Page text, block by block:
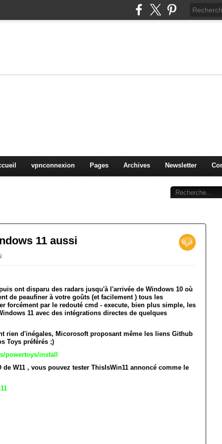
vpnconnexion Pages Archives Newsletter
11 aussi
ont disparu des radars jusqu'à l'arrivée de Windows 10 où
de peaufiner à votre goûts (et facilement ) tous les
forcément par le redouté cmd - execute, bien plus simple, les
11 avec des intégrations directes de quelques
rien d'inégales, Micorosoft proposant même les liens Github
Toys préférés ;)
powertoys/install
W11 , vous pouvez tester ThisIsWin11 annoncé comme le